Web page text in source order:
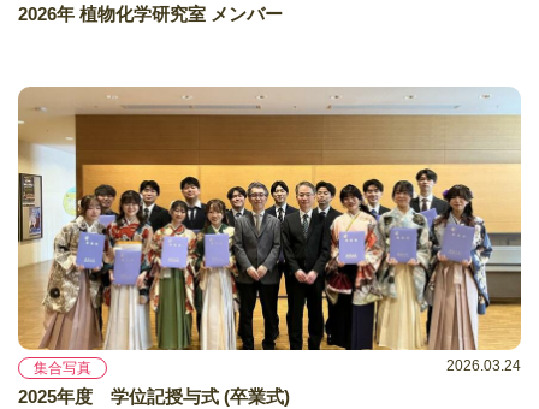
2026年 植物化学研究室 メンバー
集合写真 2026.03.24
2025年度 学位記授与式 (卒業式)